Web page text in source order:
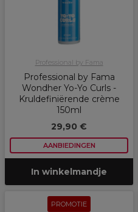
Professional by Fama
Professional by Fama
Wondher Yo-Yo Curls -
Kruldefiniërende crème
150ml
29,90 €
AANBIEDINGEN
In winkelmandje
PROMOTIE